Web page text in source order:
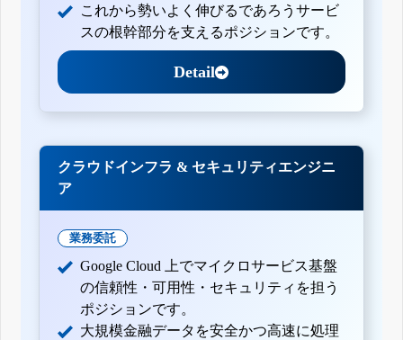
これから勢いよく伸びるであろうサービ
スの根幹部分を支えるポジションです。
Detail
クラウドインフラ & セキュリティエンジニ
ア
業務委託
Google Cloud 上でマイクロサービス基盤
の信頼性・可用性・セキュリティを担う
ポジションです。
大規模金融データを安全かつ高速に処理